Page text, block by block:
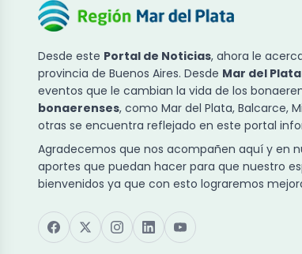
Desde este Portal de Noticias, ahora le
provincia de Buenos Aires. Desde Mar del
eventos que le cambian la vida de los
bonaerenses, como Mar del Plata, Balcarce,
otras se encuentra reflejado en este portal
Agradecemos que nos acompañen aquí y en
aportes que puedan hacer para que nuestro
bienvenidos ya que con esto lograremos